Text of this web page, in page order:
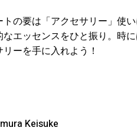
の要は「アクセサリー」使
エッセンスをひと振り。時
ーを手に入れよう！
Keisuke